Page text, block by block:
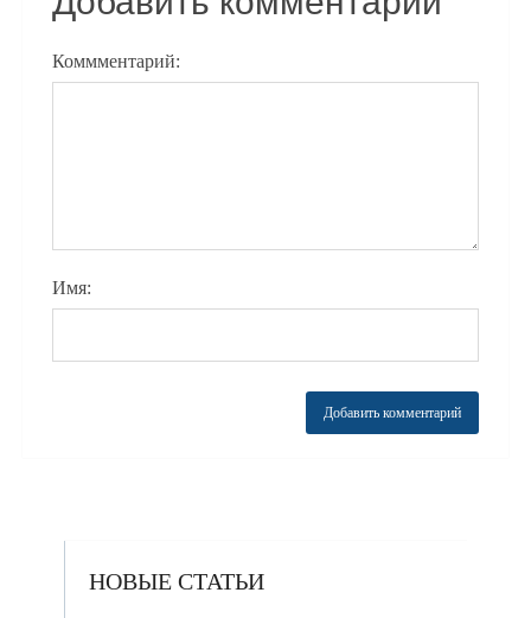
Коммментарий:
Имя:
НОВЫЕ СТАТЬИ